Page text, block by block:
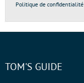
Politique de confidentialité
TOM'S GUIDE